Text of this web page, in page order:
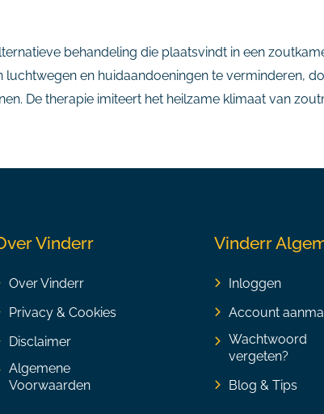
behandeling die plaatsvindt in een
luchtwegen en huidaandoeningen te verminderen,
De therapie imiteert het heilzame klimaat van
Vinderr
Over Vinderr
Privacy & Cookies
Disclaimer
Algemene
Voorwaarden
Vinderr
Inloggen
Account
Wachtwoord
vergeten?
Blog & Tips